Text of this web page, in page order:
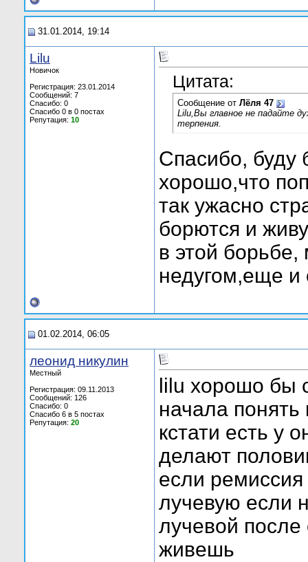
31.01.2014, 19:14
Lilu
Новичок
Регистрация: 23.01.2014
Сообщений: 7
Спасибо: 0
Спасибо 0 в 0 постах
Репутация: 10
Цитата:
Сообщение от Лёля 47
Lilu,Вы главное не падайте
терпения.
Спасибо, буду
хорошо,что
так ужасно
борются и
в этой
недугом,еще и
01.02.2014, 06:05
леонид никулин
Местный
Регистрация: 09.11.2013
Сообщений: 126
Спасибо: 0
Спасибо 6 в 5 постах
Репутация: 20
lilu хорошо бы
начала понять
кстати есть у
делают
если
лучевую если
лучевой после
живешь